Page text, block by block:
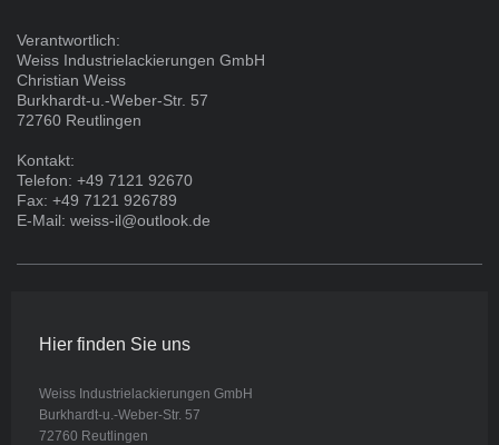
Verantwortlich:
Weiss Industrielackierungen GmbH
Christian Weiss
Burkhardt-u.-Weber-Str. 57
72760 Reutlingen
Kontakt:
Telefon: +49 7121 92670
Fax: +49 7121 926789
E-Mail: weiss-il@outlook.de
Hier finden Sie uns
Weiss Industrielackierungen GmbH
Burkhardt-u.-Weber-Str. 57
72760 Reutlingen